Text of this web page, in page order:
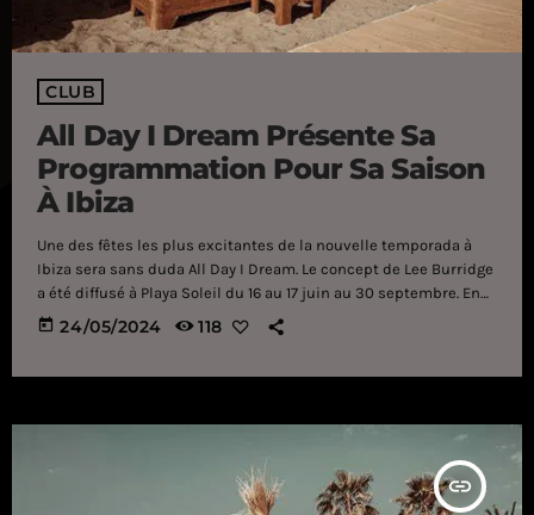
CLUB
All Day I Dream Présente Sa
Programmation Pour Sa Saison
À Ibiza
Une des fêtes les plus excitantes de la nouvelle temporada à
Ibiza sera sans duda All Day I Dream. Le concept de Lee Burridge
a été diffusé à Playa Soleil du 16 au 17 juin au 30 septembre. En
plus d'être un légendaire vendeur discographique, All Day I
Dream s'est converti pour ses mérites en un exemple de
today 24/05/2024 118
insert_link